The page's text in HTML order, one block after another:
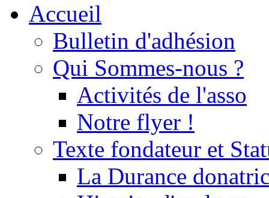
Accueil
Bulletin d'adhésion
Qui Sommes-nous ?
Activités de l'asso
Notre flyer !
Texte fondateur et
La Durance